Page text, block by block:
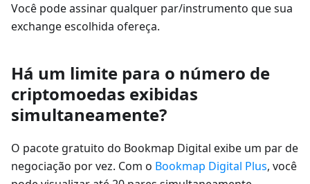
Você pode assinar qualquer par/instrumento que sua
exchange escolhida ofereça.
Há um limite para o número de
criptomoedas exibidas
simultaneamente?
O pacote gratuito do Bookmap Digital exibe um par de
negociação por vez. Com o Bookmap Digital Plus, você